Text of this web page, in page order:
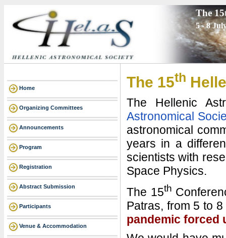
The
5 - 8
Home
Organizing Committees
Announcements
Program
Registration
Abstract Submission
Participants
Venue & Accommodation
The 15th
The Hellenic
Astronomical
astronomical
years in a
scientists with
Space Physics.
The 15th
Patras, from 5 to
pandemic forced